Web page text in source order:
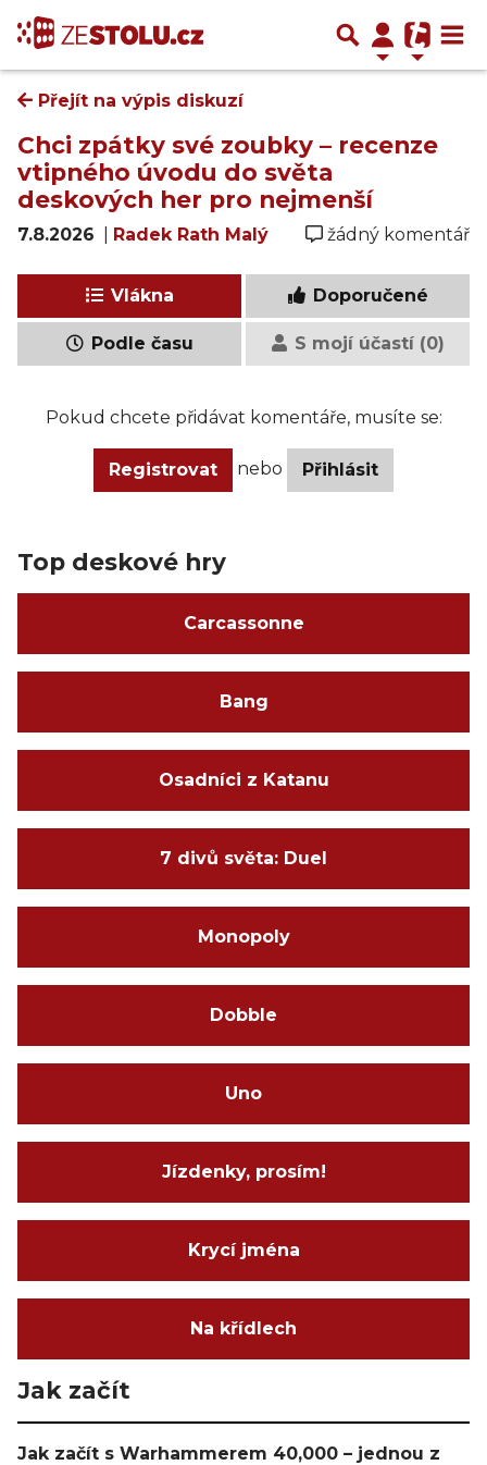
Přejít na výpis diskuzí
Chci zpátky své zoubky – recenze
vtipného úvodu do světa
deskových her pro nejmenší
7.8.2026 Radek Rath Malý žádný komentář
Vlákna Doporučené
Podle času S mojí účastí (0)
Pokud chcete přidávat komentáře, musíte se:
Registrovat nebo Přihlásit
Top deskové hry
Carcassonne
Bang
Osadníci z Katanu
7 divů světa: Duel
Monopoly
Dobble
Uno
Jízdenky, prosím!
Krycí jména
Na křídlech
Jak začít
Jak začít s Warhammerem 40,000 – jednou z